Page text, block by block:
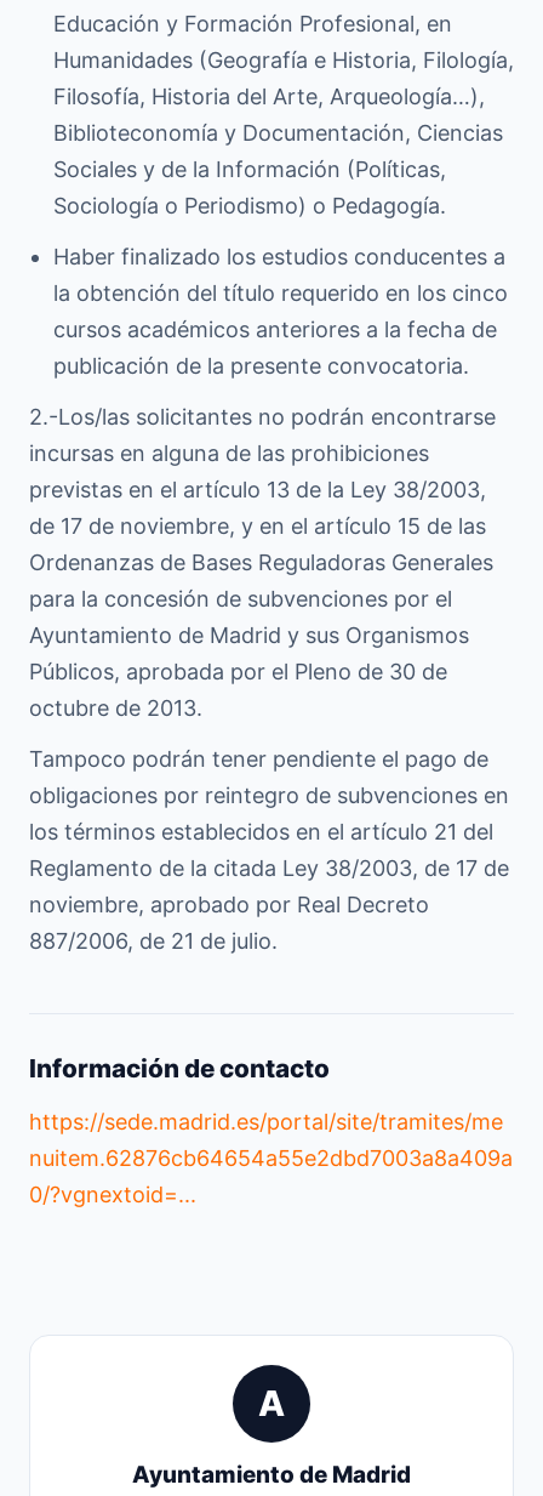
Educación y Formación Profesional, en
Humanidades (Geografía e Historia, Filología,
Filosofía, Historia del Arte, Arqueología…),
Biblioteconomía y Documentación, Ciencias
Sociales y de la Información (Políticas,
Sociología o Periodismo) o Pedagogía.
Haber finalizado los estudios conducentes a
la obtención del título requerido en los cinco
cursos académicos anteriores a la fecha de
publicación de la presente convocatoria.
2.-Los/las solicitantes no podrán encontrarse
incursas en alguna de las prohibiciones
previstas en el artículo 13 de la Ley 38/2003,
de 17 de noviembre, y en el artículo 15 de las
Ordenanzas de Bases Reguladoras Generales
para la concesión de subvenciones por el
Ayuntamiento de Madrid y sus Organismos
Públicos, aprobada por el Pleno de 30 de
octubre de 2013.
Tampoco podrán tener pendiente el pago de
obligaciones por reintegro de subvenciones en
los términos establecidos en el artículo 21 del
Reglamento de la citada Ley 38/2003, de 17 de
noviembre, aprobado por Real Decreto
887/2006, de 21 de julio.
Información de contacto
https://sede.madrid.es/portal/site/tramites/me
nuitem.62876cb64654a55e2dbd7003a8a409a
0/?vgnextoid=...
A
Ayuntamiento de Madrid